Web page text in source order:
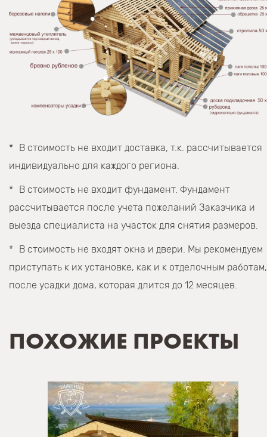
В стоимость не входит доставка, т.к. рассчитывается
индивидуально для каждого региона.
В стоимость не входит фундамент. Фундамент
рассчитывается после учета пожеланий Заказчика и
выезда специалиста на участок для снятия размеров.
В стоимость не входят окна и двери. Мы рекомендуем
приступать к их установке, как и к отделочным работам,
после усадки дома, которая длится до 12 месяцев.
ПОХОЖИЕ ПРОЕКТЫ